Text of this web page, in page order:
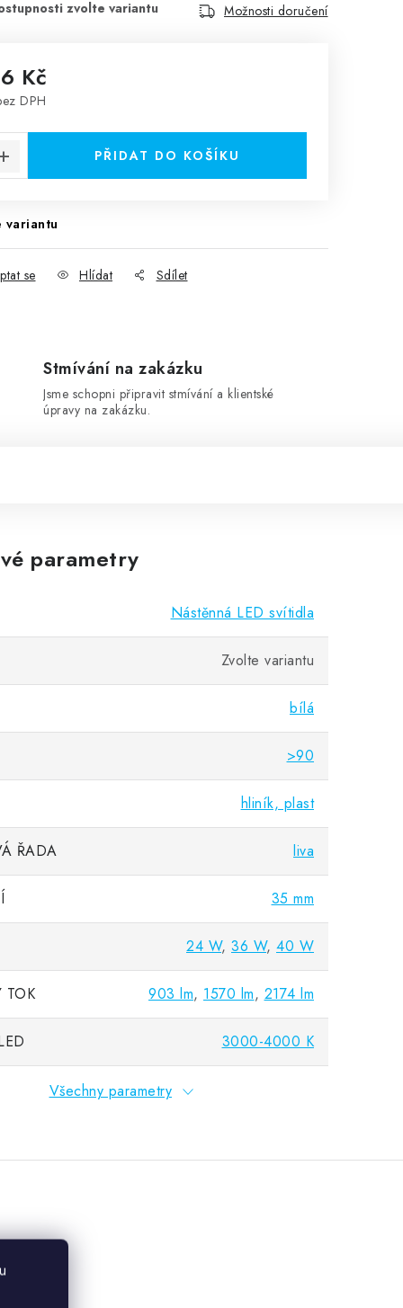
Možnosti doručení
Kč
DPH
PŘIDAT DO KOŠÍKU
variantu
se Hlídat Sdílet
Stmívání na zakázku
Jsme schopni připravit stmívání a klientské
úpravy na zakázku.
parametry
Nástěnná LED svítidla
Zvolte variantu
bílá
>90
hliník, plast
ŘADA liva
35 mm
24 W, 36 W, 40 W
TOK 903 lm, 1570 lm, 2174 lm
3000-4000 K
Všechny parametry